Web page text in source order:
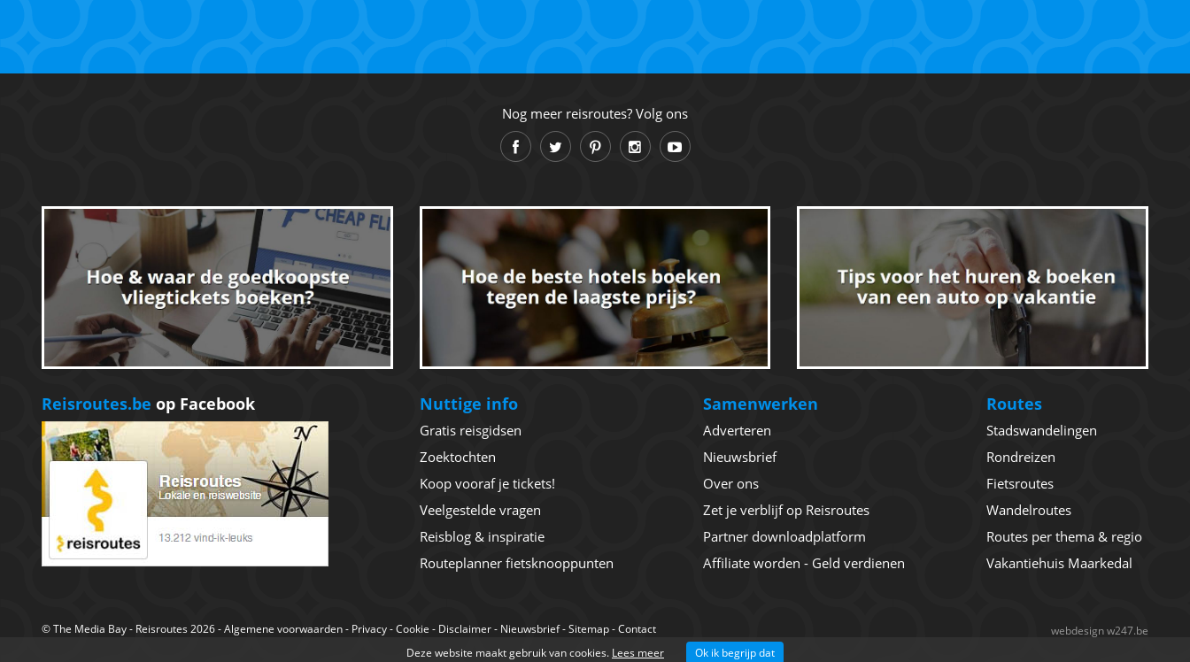
Nog meer reisroutes? Volg ons
Reisroutes.be op Facebook Nuttige info
Gratis reisgidsen
Zoektochten
Koop vooraf je tickets!
Veelgestelde vragen
Reisblog & inspiratie
Routeplanner fietsknooppunten
Samenwerken
Adverteren
Nieuwsbrief
Over ons
Zet je verblijf op Reisroutes
Partner downloadplatform
Affiliate worden - Geld verdienen
Routes
Stadswandelingen
Rondreizen
Fietsroutes
Wandelroutes
Routes per thema & regio
Vakantiehuis Maarkedal
©The Media Bay- Reisroutes 2026 -Algemene voorwaarden- Privacy-Cookie - Disclaimer- Nieuwsbrief-Sitemap-Contact
webdesign w247.be
Deze website maakt gebruik van cookies. Lees meer Ok ik begrijp dat